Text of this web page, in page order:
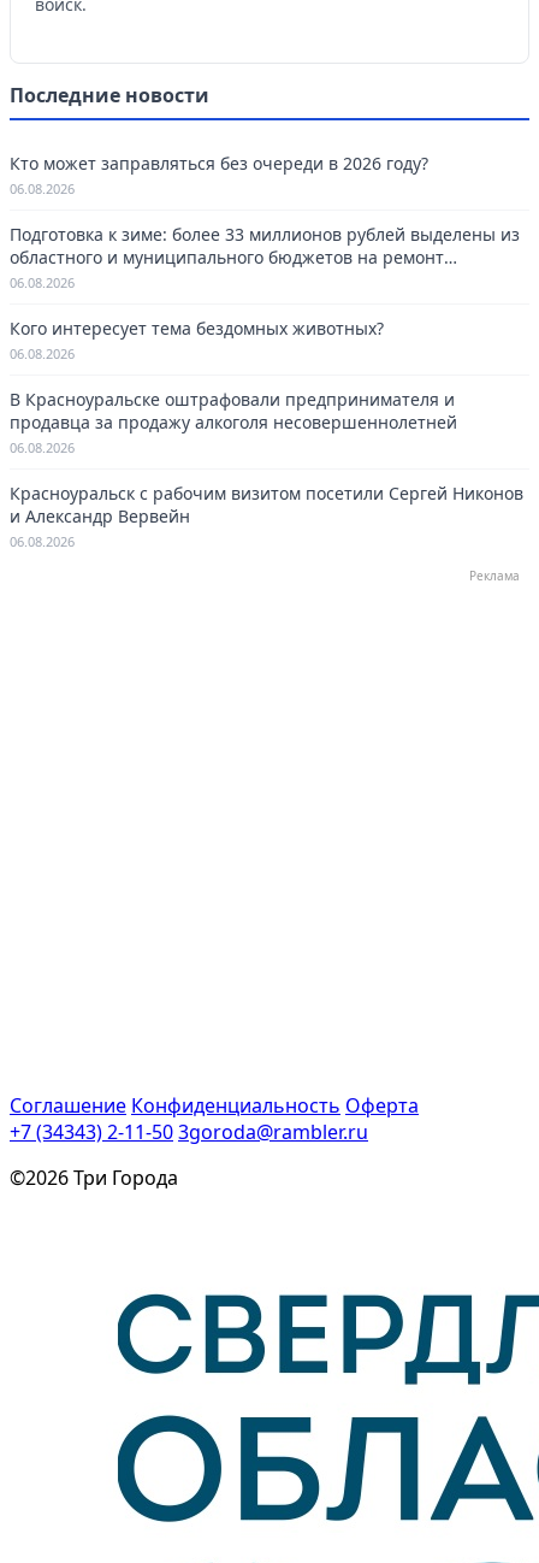
войск.
Последние новости
Кто может заправляться без очереди в 2026 году?
06.08.2026
Подготовка к зиме: более 33 миллионов рублей выделены из
областного и муниципального бюджетов на ремонт
котельных в Красноуральске.
06.08.2026
Кого интересует тема бездомных животных?
06.08.2026
В Красноуральске оштрафовали предпринимателя и
продавца за продажу алкоголя несовершеннолетней
06.08.2026
Красноуральск с рабочим визитом посетили Сергей Никонов
и Александр Вервейн
06.08.2026
Реклама
Соглашение Конфиденциальность Оферта
+7 (34343) 2-11-503goroda@rambler.ru
©2026 Три Города